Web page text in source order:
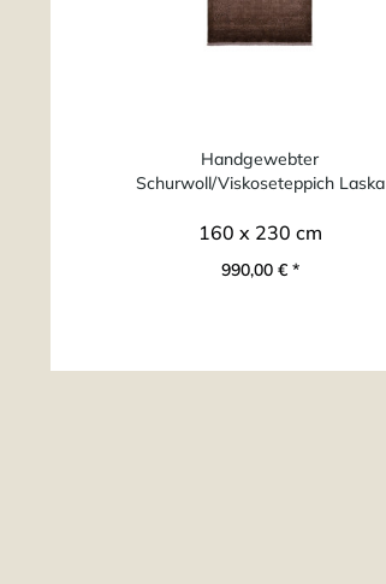
Handgewebter
Schurwoll/Viskoseteppich Laska
160 x 230 cm
990,00 € *